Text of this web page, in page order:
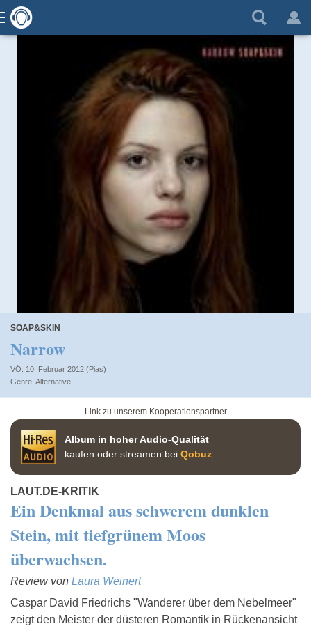
SOAP&SKIN
Narrow
VÖ: 10. Februar 2012 (Pias)
Alternative
Link zu unserem Kooperationspartner
Album in hoher Audio-Qualität
kaufen oder streamen bei Qobuz
LAUT.DE-KRITIK
Ein Denkmal aus schwerem dunklen
Stein, mit tiefgrünem Moos
überwachsen.
Review von Laura Weinert
Caspar David Friedrichs "Wanderer über dem Nebelmeer"
zeigt den Meister der düsteren Romantik in Rückenansicht